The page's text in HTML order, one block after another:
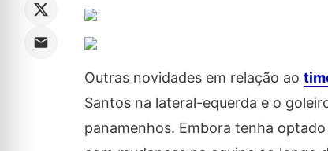
Outras novidades em relação ao
Santos na lateral-equerda e o
panamenhos. Embora tenha